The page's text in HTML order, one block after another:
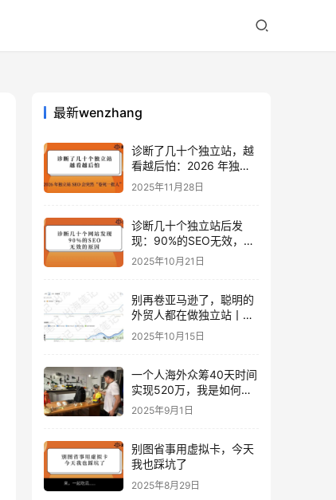
最新wenzhang
诊断了几十个独立站，越
看越后怕：2026 年独立
站 SEO 可能会突然“卷死
一批人”？
2025年11月28日
诊断几十个独立站后发
现：90%的SEO无效，是
因为忽略了这关键一步
2025年10月21日
别再卷亚马逊了，聪明的
外贸人都在做独立站丨出
海笔记
2025年10月15日
一个人海外众筹40天时间
实现520万，我是如何做
到的？丨出海笔记
2025年9月1日
别图省事用虚拟卡，今天
我也踩坑了
2025年8月29日